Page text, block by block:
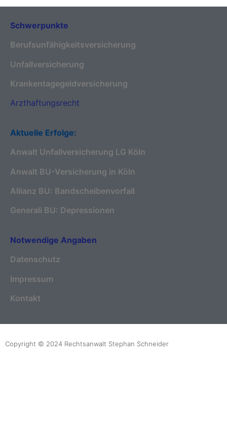
Schwerpunkte
Berufsunfähigkeitsversicherung
Unfallversicherung
Krankentagegeldversicherung
Arzthaftungsrecht
Aktuelle Erfolge:
Anwalt Unfallversicherung LG Köln
Anwalt BU-Versicherung in Köln
Allianz BU: Bandscheibenvorfall
Generali BU: Depressionen
Notwendige Angaben
Datenschutz
Impressum
Kontakt
Copyright © 2024 Rechtsanwalt Stephan Schneider